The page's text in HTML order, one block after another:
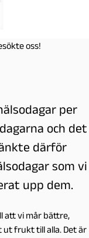
oss!
per
och det
därför
som vi
upp dem.
att vi mår bättre,
ut frukt till alla. Det är